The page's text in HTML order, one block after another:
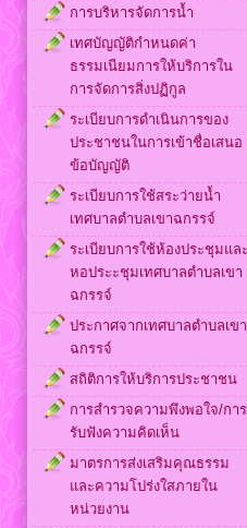
การบริหารจัดการน้ำ
เทศบัญญัติกำหนดค่า
ธรรมเนียมการให้บริการใน
การจัดการสิ่งปฏิกูล
ระเบียบการดำเนินการของ
ประชาชนในการเข้าชื่อเสนอ
ข้อบัญญัติ
ระเบียบการใช้สระว่ายน้ำ
เทศบาลตำบลเขาฉกรรจ์
ระเบียบการใช้ห้องประชุมและ
หอประะชุมเทศบาลตำบลเขา
ฉกรรจ์
ประกาศจากเทศบาลตำบลเขา
ฉกรรจ์
สถิติการให้บริการประชาชน
การสำรวจความพึงพอใจ/การ
รับฟังความคิดเห็น
มาตรการส่งเสริมคุณธรรม
และความโปร่งใสภายใน
หน่วยงาน